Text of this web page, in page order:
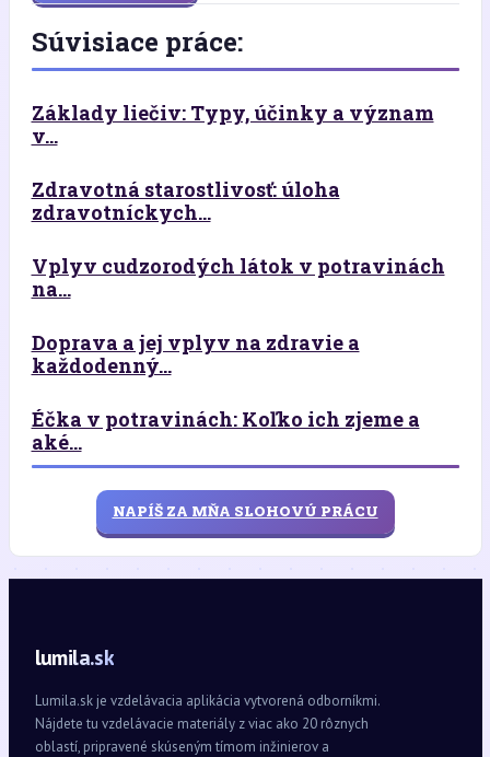
Súvisiace práce:
Základy liečiv: Typy, účinky a význam
v...
Zdravotná starostlivosť: úloha
zdravotníckych...
Vplyv cudzorodých látok v potravinách
na...
Doprava a jej vplyv na zdravie a
každodenný...
Éčka v potravinách: Koľko ich zjeme a
aké...
NAPÍŠ ZA MŇA SLOHOVÚ PRÁCU
lumila.sk
Lumila.sk je vzdelávacia aplikácia vytvorená odborníkmi.
Nájdete tu vzdelávacie materiály z viac ako 20 rôznych
oblastí, pripravené skúseným tímom inžinierov a